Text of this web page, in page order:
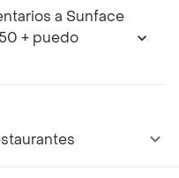
a Sunface
+ puedo